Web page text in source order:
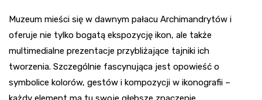
Muzeum mieści się w dawnym pałacu Archimandrytów i
oferuje nie tylko bogatą ekspozycję ikon, ale także
multimedialne prezentacje przybliżające tajniki ich
tworzenia. Szczególnie fascynująca jest opowieść o
symbolice kolorów, gestów i kompozycji w ikonografii –